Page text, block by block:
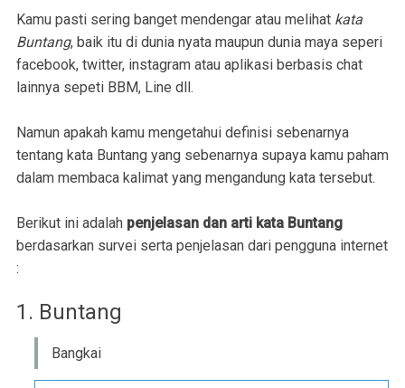
Kamu pasti sering banget mendengar atau melihat kata
Buntang, baik itu di dunia nyata maupun dunia maya seperi
facebook, twitter, instagram atau aplikasi berbasis chat
lainnya sepeti BBM, Line dll.
Namun apakah kamu mengetahui definisi sebenarnya
tentang kata Buntang yang sebenarnya supaya kamu paham
dalam membaca kalimat yang mengandung kata tersebut.
Berikut ini adalah penjelasan dan arti kata Buntang
berdasarkan survei serta penjelasan dari pengguna internet
:
1. Buntang
Bangkai